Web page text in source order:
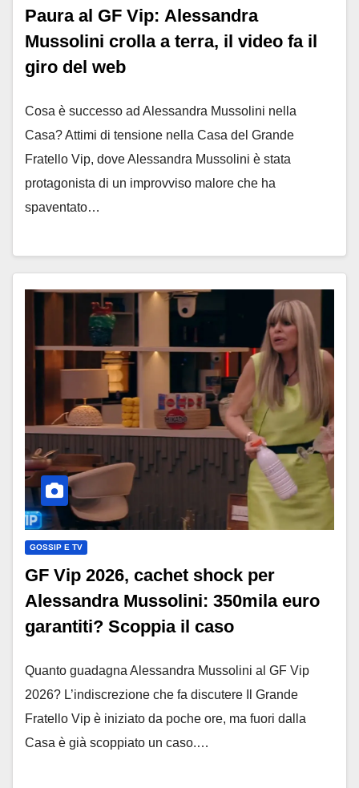
Paura al GF Vip: Alessandra
Mussolini crolla a terra, il video fa il
giro del web
Cosa è successo ad Alessandra Mussolini nella
Casa? Attimi di tensione nella Casa del Grande
Fratello Vip, dove Alessandra Mussolini è stata
protagonista di un improvviso malore che ha
spaventato…
GOSSIP E TV
GF Vip 2026, cachet shock per
Alessandra Mussolini: 350mila euro
garantiti? Scoppia il caso
Quanto guadagna Alessandra Mussolini al GF Vip
2026? L’indiscrezione che fa discutere Il Grande
Fratello Vip è iniziato da poche ore, ma fuori dalla
Casa è già scoppiato un caso.…